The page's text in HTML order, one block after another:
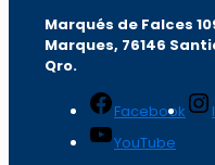
Marqués de Falces
Marques, 76146
Qro.
Facebook
YouTube